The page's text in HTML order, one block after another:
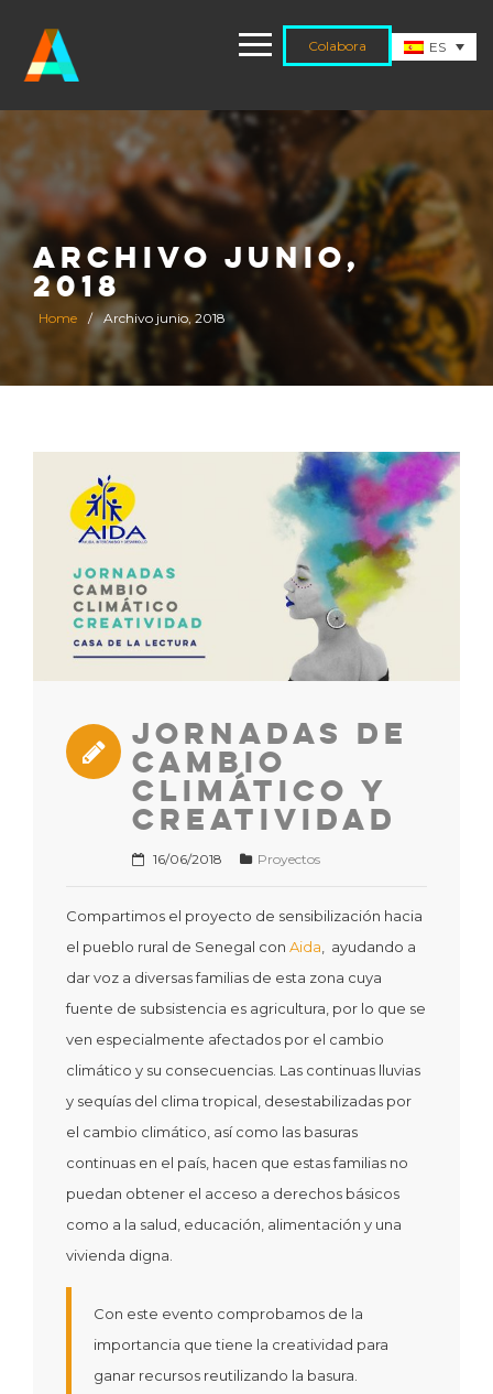
Colabora ES
ARCHIVO JUNIO,
2018
Home / Archivo junio, 2018
Jornadas de
Cambio
Climático y
Creatividad
16/06/2018 Proyectos
Compartimos el proyecto de sensibilización hacia
el pueblo rural de Senegal con Aida, ayudando a
dar voz a diversas familias de esta zona cuya
fuente de subsistencia es agricultura, por lo que se
ven especialmente afectados por el cambio
climático y su consecuencias. Las continuas lluvias
y sequías del clima tropical, desestabilizadas por
el cambio climático, así como las basuras
continuas en el país, hacen que estas familias no
puedan obtener el acceso a derechos básicos
como a la salud, educación, alimentación y una
vivienda digna.
Con este evento comprobamos de la
importancia que tiene la creatividad para
ganar recursos reutilizando la basura.